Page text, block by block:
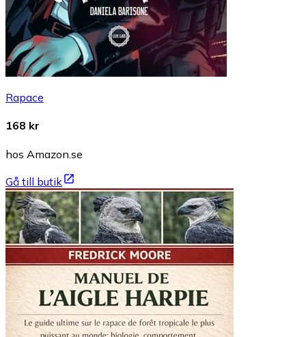
Rapace
168 kr
hos Amazon.se
Gå till butik